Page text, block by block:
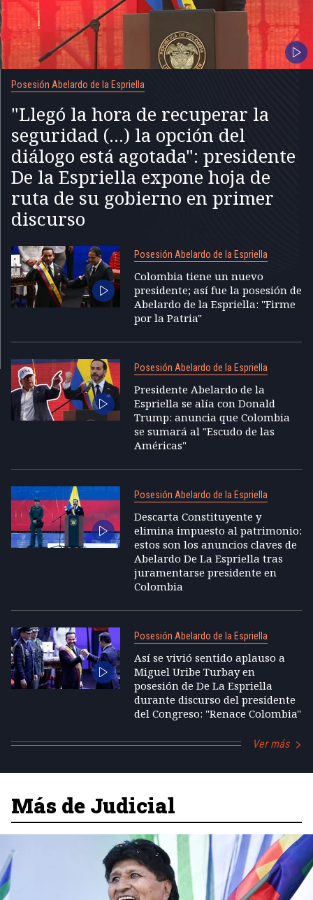
Posesión Abelardo de la Espriella
"Llegó la hora de recuperar la
seguridad (...) la opción del
diálogo está agotada": presidente
De la Espriella expone hoja de
ruta de su gobierno en primer
discurso
Posesión Abelardo de la Espriella
Colombia tiene un nuevo
presidente; así fue la posesión de
Abelardo de la Espriella: "Firme
por la Patria"
Posesión Abelardo de la Espriella
Presidente Abelardo de la
Espriella se alía con Donald
Trump: anuncia que Colombia
se sumará al "Escudo de las
Américas"
Posesión Abelardo de la Espriella
Descarta Constituyente y
elimina impuesto al patrimonio:
estos son los anuncios claves de
Abelardo De La Espriella tras
juramentarse presidente en
Colombia
Posesión Abelardo de la Espriella
Así se vivió sentido aplauso a
Miguel Uribe Turbay en
posesión de De La Espriella
durante discurso del presidente
del Congreso: "Renace Colombia"
Ver más
Más de Judicial